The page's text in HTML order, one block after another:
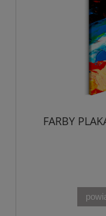
FARBY